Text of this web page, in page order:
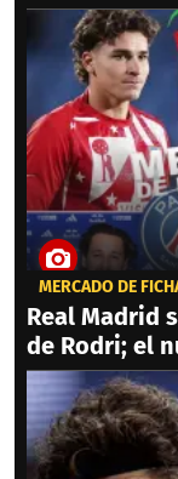
MERCADO DE
Real Madrid
de Rodri; el